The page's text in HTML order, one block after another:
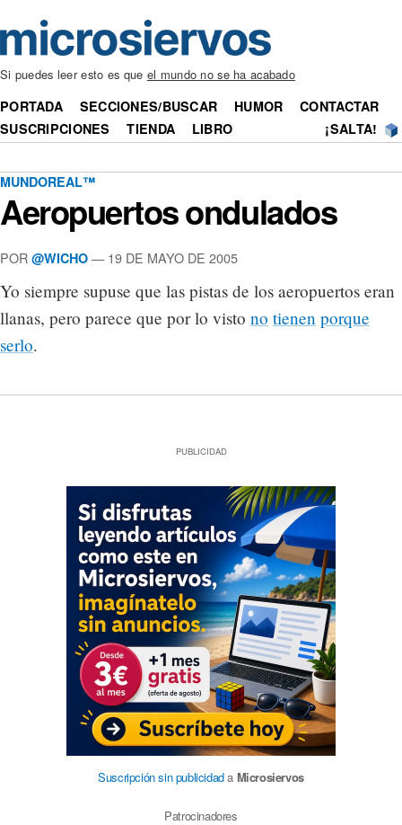
Si puedes leer esto es que el mundo no se ha acabado
PORTADA SECCIONES/BUSCAR HUMOR
CONTACTAR
SUSCRIPCIONES
TIENDA LIBRO ¡SALTA!
MUNDOREAL™
Aeropuertos ondulados
POR @WICHO — 19 DE MAYO DE 2005
Yo siempre supuse que las pistas de los aeropuertos eran
llanas, pero parece que por lo visto no tienen porque
serlo.
PUBLICIDAD
Suscripción sin publicidada Microsiervos
Patrocinadores